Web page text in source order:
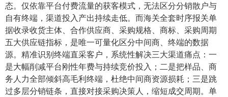
态。仅依靠平台付费流量的获客模式，无法区分分销散户与
自有终端，渠道投入产出持续走低。而海关全套时序报关单
据收录收货主体、合作供应商、采购规格、商标、采购周期
五大供应链指标，是唯一可量化区分中间商、终端的数据
源。精准识别终端直采客户，系统性解决三大渠道痛点：一
是大幅削减平台刚性年费与持续竞价投入；二是把样品、商
务人力全部倾斜高毛利终端，杜绝中间商资源损耗；三是跳
过多层分销链条，直接对接采购决策人，缩短成交周期。单